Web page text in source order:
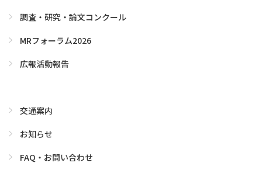
調査・研究・論文コンクール
MRフォーラム2026
広報活動報告
交通案内
お知らせ
FAQ・お問い合わせ